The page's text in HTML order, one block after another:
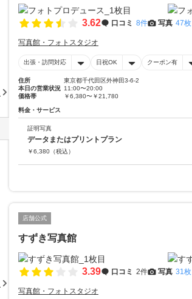
3.62 口コミ 8件 写真 47枚
写真館・フォトスタジオ
出張・訪問対応 日祝OK クーポン有
住所
東京都千代田区外神田3-6-2
本日の営業状況 11:00〜20:00
価格帯
￥6,380〜￥21,780
料金・サービス
証明写真
データまたはプリントプラン
￥6,380 （税込）
店舗公式
すずき写真館
3.39 口コミ 2件 写真 31枚
写真館・フォトスタジオ